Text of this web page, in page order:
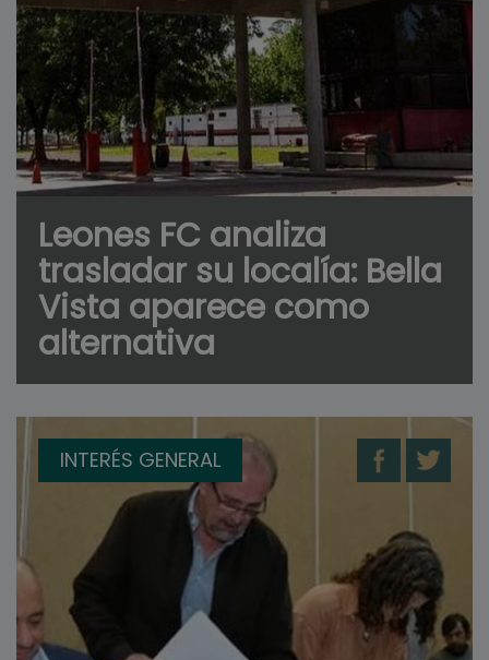
Leones FC analiza
trasladar su localía: Bella
Vista aparece como
alternativa
INTERÉS GENERAL